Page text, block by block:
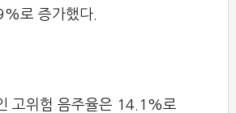
로 증가했다.
고위험 음주율은 14.1%로